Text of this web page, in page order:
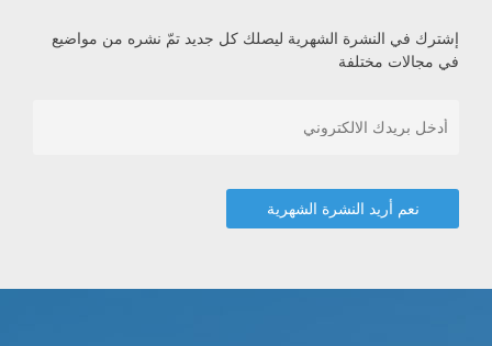
إشترك في النشرة الشهرية ليصلك كل جديد تمّ نشره من مواضيع
في مجالات مختلفة